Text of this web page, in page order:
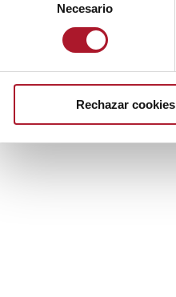
consentimiento
Necesario
Rechazar cookies